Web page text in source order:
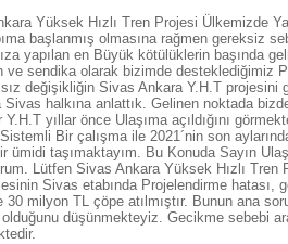
Yüksek Hızlı Tren Projesi Ülkemizde
başlanmış olmasına rağmen gereksiz
yapılan en Büyük kötülüklerin başında
ve sendika olarak bizimde desteklediğimiz
değişikliğin Sivas Ankara Y.H.T projesini
Sivas halkına anlattık. Gelinen noktada
Y.H.T yıllar önce Ulaşıma açıldığını
Bir çalışma ile 2021´nin son
ümidi taşımaktayım. Bu Konuda Sayın
Lütfen Sivas Ankara Yüksek Hızlı Tren
Sivas etabında Projelendirme hatası,
30 milyon TL çöpe atılmıştır. Bunun ana
düşünmekteyiz. Gecikme sebebi